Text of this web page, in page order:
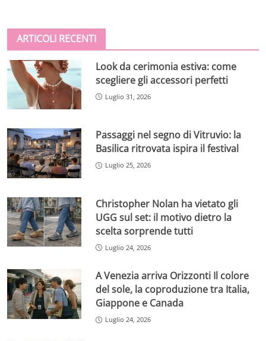
ARTICOLI RECENTI
Look da cerimonia estiva: come
scegliere gli accessori perfetti
Luglio 31, 2026
Passaggi nel segno di Vitruvio: la
Basilica ritrovata ispira il festival
Luglio 25, 2026
Christopher Nolan ha vietato gli
UGG sul set: il motivo dietro la
scelta sorprende tutti
Luglio 24, 2026
A Venezia arriva Orizzonti Il colore
del sole, la coproduzione tra Italia,
Giappone e Canada
Luglio 24, 2026